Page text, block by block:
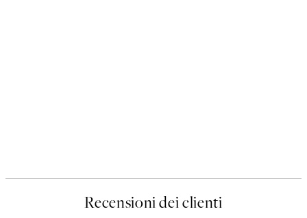
Recensioni dei clienti